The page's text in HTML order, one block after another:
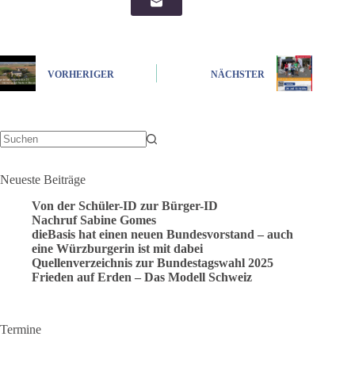
VORHERIGER NÄCHSTER
Neueste Beiträge
Von der Schüler-ID zur Bürger-ID
Nachruf Sabine Gomes
dieBasis hat einen neuen Bundesvorstand – auch
eine Würzburgerin ist mit dabei
Quellenverzeichnis zur Bundestagswahl 2025
Frieden auf Erden – Das Modell Schweiz
Termine